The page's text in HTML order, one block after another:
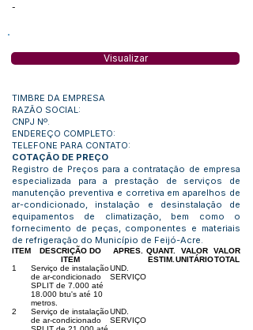
-
Visualizar
TIMBRE DA EMPRESA
RAZÃO SOCIAL:
CNPJ Nº.
ENDEREÇO COMPLETO:
TELEFONE PARA CONTATO:
COTAÇÃO DE PREÇO
Registro de Preços para a contratação de empresa
especializada para a prestação de serviços de
manutenção preventiva e corretiva em aparelhos de
ar-condicionado, instalação e desinstalação de
equipamentos de climatização, bem como o
fornecimento de peças, componentes e materiais
de refrigeração do Município de Feijó-Acre.
ITEM
DESCRIÇÃO DO
ITEM
APRES.
QUANT.
ESTIM.
VALOR
UNITÁRIO
VALOR
TOTAL
1
Serviço de instalação
de ar-condicionado
SPLIT de 7.000 até
18.000 btu's até 10
metros.
UND.
SERVIÇO
2
Serviço de instalação
de ar-condicionado
UND.
SERVIÇO